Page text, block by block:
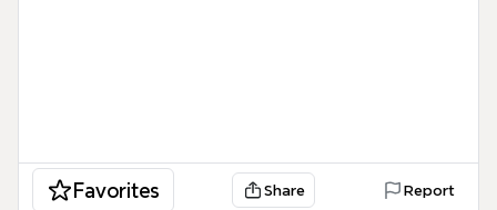
Favorites Share Report